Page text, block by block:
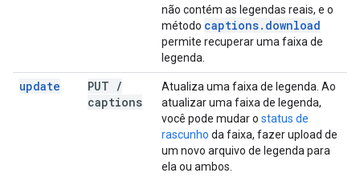
não contém as legendas reais, e o
método captions. download
permite recuperar uma faixa de
legenda.
update PUT /
captions
Atualiza uma faixa de legenda. Ao
atualizar uma faixa de legenda,
você pode mudar o status de
rascunho da faixa, fazer upload de
um novo arquivo de legenda para
ela ou ambos.